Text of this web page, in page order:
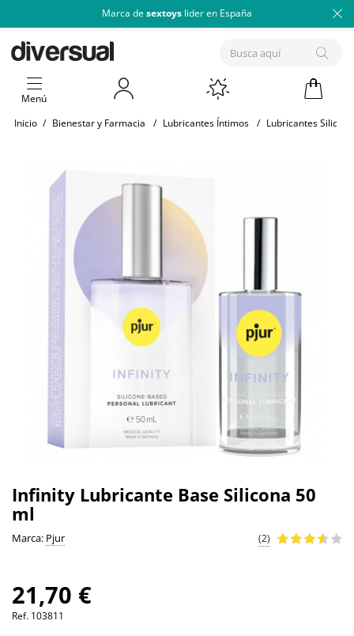
Marca de sextoys lider en España
Menú
Inicio / Bienestar y Farmacia / Lubricantes Íntimos / Lubricantes Silicona
Infinity Lubricante Base Silicona 50
ml
Marca: Pjur (2)
21,70 €
Ref. 103811